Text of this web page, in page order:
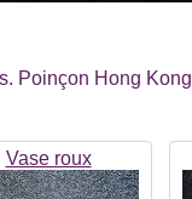
Poinçon Hong Kong
Vase roux